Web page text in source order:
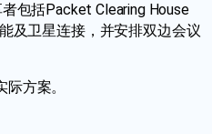
包括Packet Clearing House
及卫星连接，并安排双边会议
方案。